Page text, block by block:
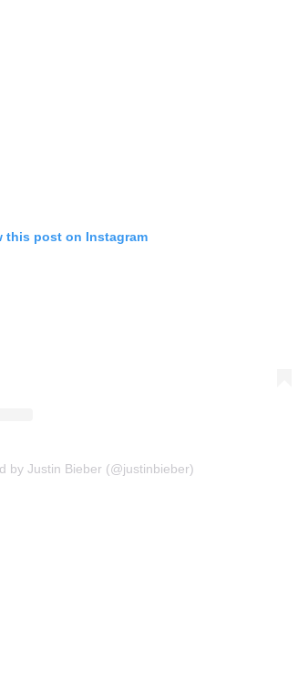
this post on Instagram
by Justin Bieber (@justinbieber)